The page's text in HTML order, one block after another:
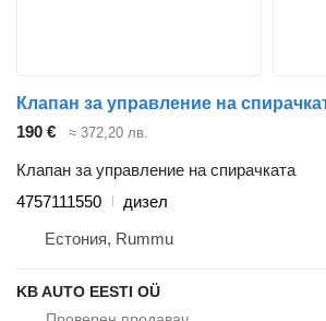
190 € ≈ 372,20 лв.
Клапан за управление на спирачката
4757111550
дизел
Естония, Rummu
KB AUTO EESTI OÜ